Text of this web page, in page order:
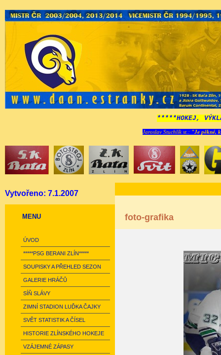
*****HOKEJ,
Jaroslav Stuchlík st.: "Je pěkné,
Vytvořeno: 7.1.2007
MENU
ÚVOD
*****PSG BERANI ZLÍN*****
SOUPISKY A PŘEHLED SEZON
GALERIE HRÁČŮ
SÍŇ SLÁVY
ZIMNÍ STADION LUĎKA ČAJKY
SVĚT STATISTIK A ČÍSEL
HISTORIE ZLÍNSKÉHO HOKEJE
VZÁJEMNÉ ZÁPASY
foto-grafika